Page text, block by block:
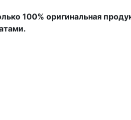
100% оригинальная